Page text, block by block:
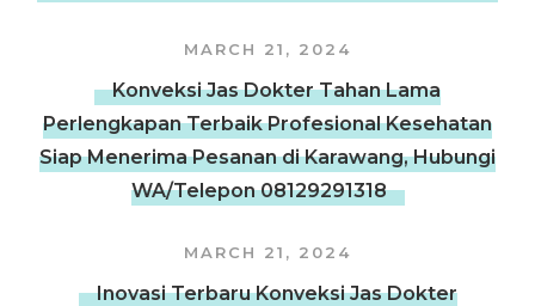
MARCH 21, 2024
Konveksi Jas Dokter Tahan Lama
Perlengkapan Terbaik Profesional Kesehatan
Siap Menerima Pesanan di Karawang, Hubungi
WA/Telepon 08129291318
MARCH 21, 2024
Inovasi Terbaru Konveksi Jas Dokter